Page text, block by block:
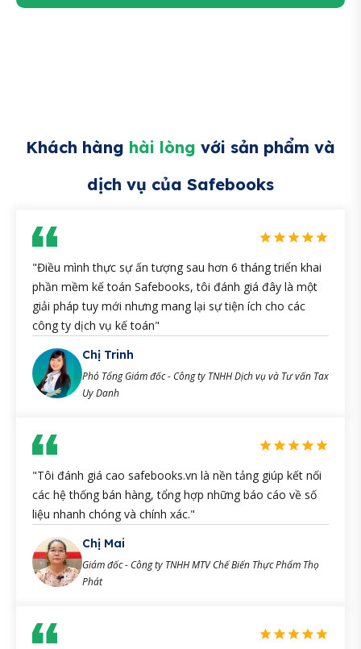
Khách hàng hài lòng với sản phẩm và
dịch vụ của Safebooks
"Điều mình thực sự ấn tượng sau hơn 6 tháng triển khai
phần mềm kế toán Safebooks, tôi đánh giá đây là một
giải pháp tuy mới nhưng mang lại sự tiện ích cho các
công ty dịch vụ kế toán"
Chị Trinh
Phó Tổng Giám đốc - Công ty TNHH Dịch vụ và Tư vấn Tax
Uy Danh
"Tôi đánh giá cao safebooks.vn là nền tảng giúp kết nối
các hệ thống bán hàng, tổng hợp những báo cáo về số
liệu nhanh chóng và chính xác."
Chị Mai
Giám đốc - Công ty TNHH MTV Chế Biến Thực Phẩm Thọ
Phát